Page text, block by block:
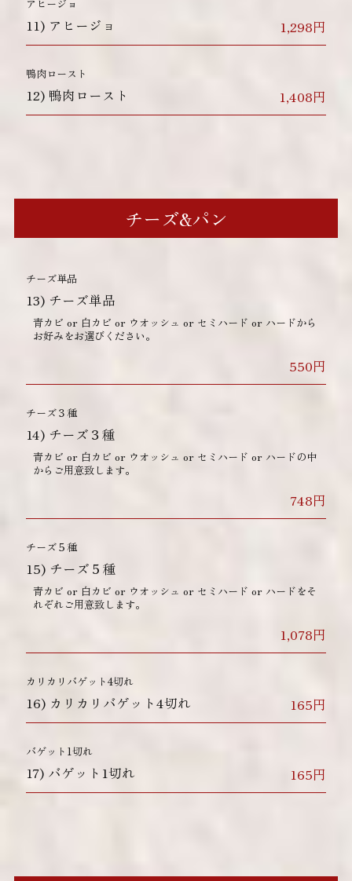
アヒージョ
11) アヒージョ 1,298円
鴨肉ロースト
12) 鴨肉ロースト 1,408円
チーズ&パン
チーズ単品
13) チーズ単品
青カビ or 白カビ or ウオッシュ or セミハード or ハードから
お好みをお選びください。
550円
チーズ３種
14) チーズ３種
青カビ or 白カビ or ウオッシュ or セミハード or ハードの中
からご用意致します。
748円
チーズ５種
15) チーズ５種
青カビ or 白カビ or ウオッシュ or セミハード or ハードをそ
れぞれご用意致します。
1,078円
カリカリバゲット4切れ
16) カリカリバゲット4切れ 165円
バゲット1切れ
17) バゲット1切れ 165円